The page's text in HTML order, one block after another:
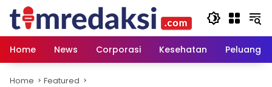
content
Home
News Corporasi Kesehatan Peluang
Home Featured